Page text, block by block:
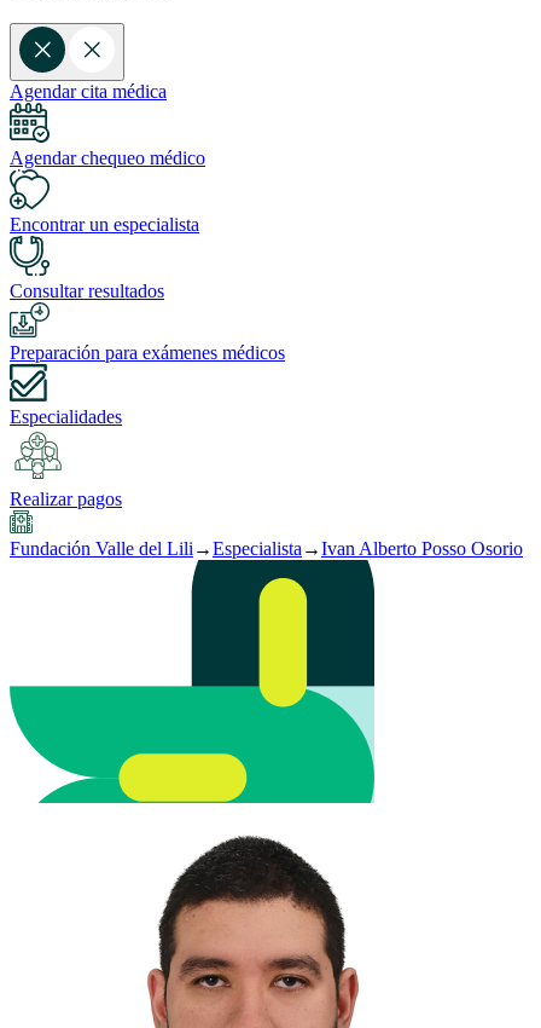
Agendar cita médica
Agendar chequeo médico
Encontrar un especialista
Consultar resultados
Preparación para exámenes médicos
Especialidades
Realizar pagos
Fundación Valle del Lili →Especialista →Ivan Alberto Posso Osorio